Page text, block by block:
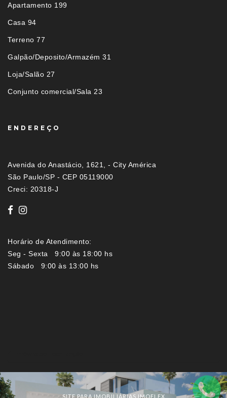
Apartamento 199
Casa 94
Terreno 77
Galpão/Deposito/Armazém 31
Loja/Salão 27
Conjunto comercial/Sala 23
ENDEREÇO
Avenida do Anastácio, 1621, - City América
São Paulo/SP - CEP 05119000
Creci: 20318-J
Horário de Atendimento:
Seg - Sexta 9:00 às 18:00 hs
Sábado 9:00 às 13:00 hs
SITE PARA IMOBILIÁRIAS IMOFLEX